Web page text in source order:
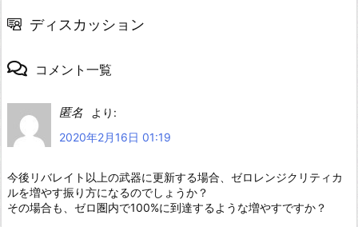
ディスカッション
コメント一覧
匿名
より:
2020年2月16日 01:19
今後リバレイト以上の武器に更新する場合、ゼロレンジクリティカ
ルを増やす振り方になるのでしょうか？
その場合も、ゼロ圏内で100%に到達するような増やすですか？